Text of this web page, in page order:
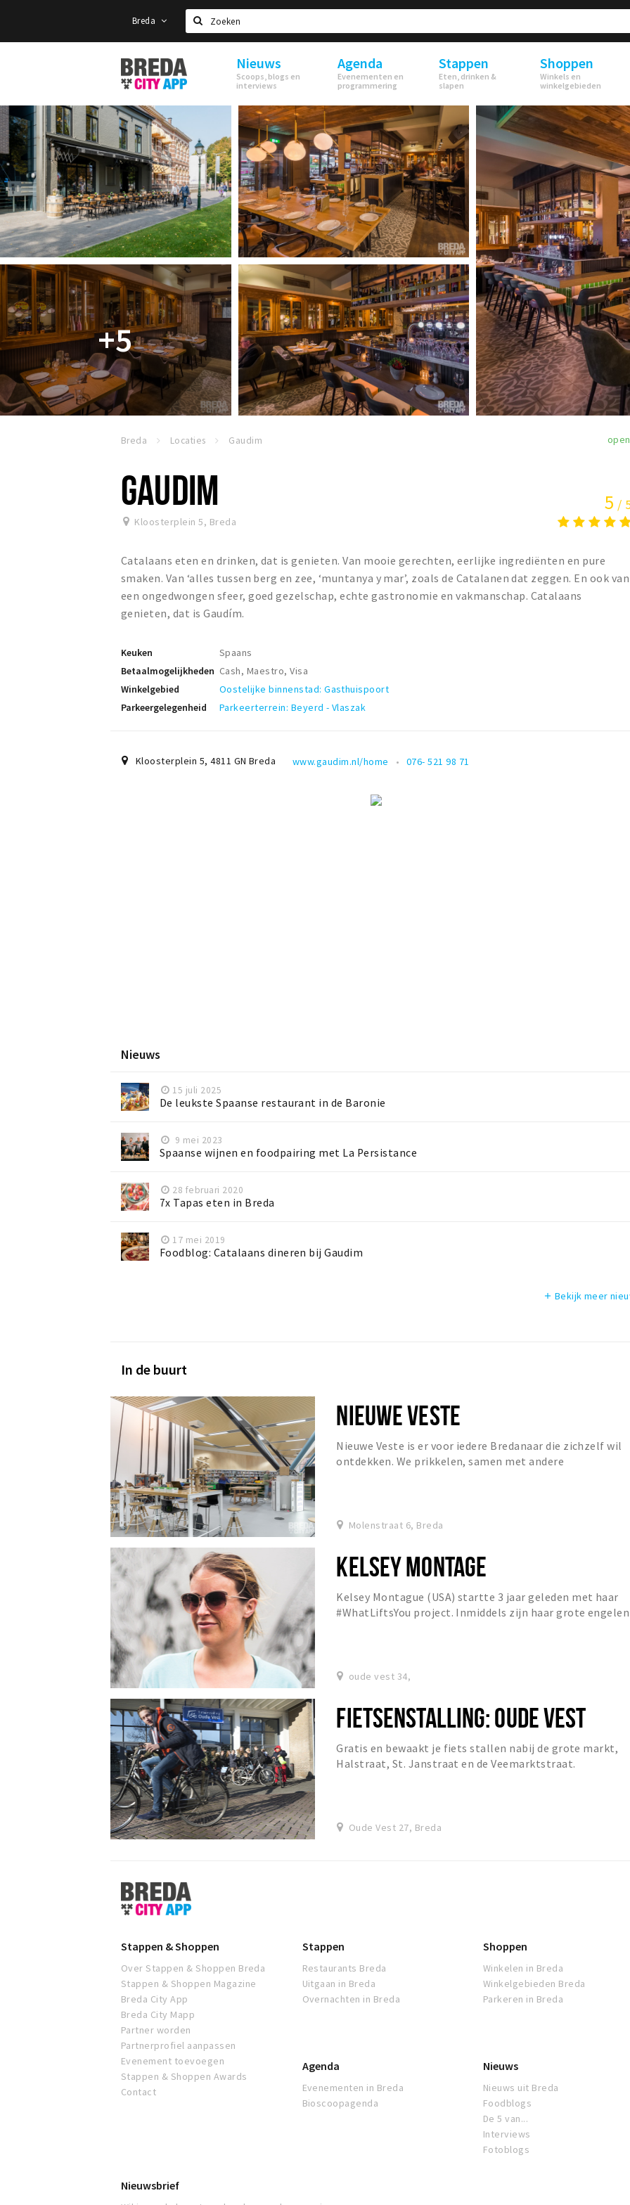
Breda
Zoeken
Stappen
&
Shoppen
Breda
Nieuws
Scoops, blogs en
interviews
Agenda
Evenementen en
programmering
Stappen
Eten, drinken &
slapen
Shoppen
Winkels en
winkelgebieden
+5
Breda Locaties Gaudim open
GAUDIM
Kloosterplein 5, Breda
5 /
Catalaans eten en drinken, dat is genieten. Van mooie gerechten, eerlijke ingrediënten en pure
smaken. Van ‘alles tussen berg en zee, ‘muntanya y mar’, zoals de Catalanen dat zeggen. En ook van
een ongedwongen sfeer, goed gezelschap, echte gastronomie en vakmanschap. Catalaans
genieten, dat is Gaudím.
Keuken
Spaans
Betaalmogelijkheden Cash, Maestro, Visa
Winkelgebied
Oostelijke binnenstad: Gasthuispoort
Parkeergelegenheid
Parkeerterrein: Beyerd - Vlaszak
Kloosterplein 5,4811 GN Breda www.gaudim.nl/home 076- 521 98 71
Nieuws
15 juli 2025
De leukste Spaanse restaurant in de Baronie
9 mei 2023
Spaanse wijnen en foodpairing met La Persistance
28 februari 2020
7x Tapas eten in Breda
17 mei 2019
Foodblog: Catalaans dineren bij Gaudim
add Bekijk meer
In de buurt
NIEUWE VESTE
Nieuwe Veste is er voor iedere Bredanaar die zichzelf wil
ontdekken. We prikkelen, samen met andere
Molenstraat 6, Breda
KELSEY MONTAGE
Kelsey Montague (USA) startte 3 jaar geleden met haar
#WhatLiftsYou project. Inmiddels zijn haar grote engelen
oude vest 34,
FIETSENSTALLING: OUDE VEST
Gratis en bewaakt je fiets stallen nabij de grote markt,
Halstraat, St. Janstraat en de Veemarktstraat.
Oude Vest 27, Breda
Stappen
&
Shoppen
Stappen & Shoppen
Over Stappen & Shoppen Breda
Stappen & Shoppen Magazine
Breda City App
Breda City Mapp
Partner worden
Partnerprofiel aanpassen
Evenement toevoegen
Stappen & Shoppen Awards
Contact
Stappen
Restaurants Breda
Uitgaan in Breda
Overnachten in Breda
Shoppen
Winkelen in Breda
Winkelgebieden Breda
Parkeren in Breda
Agenda
Evenementen in Breda
Bioscoopagenda
Nieuws
Nieuws uit Breda
Foodblogs
De 5 van...
Interviews
Fotoblogs
Nieuwsbrief